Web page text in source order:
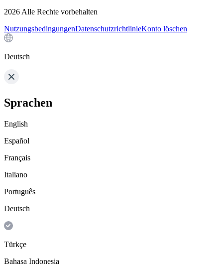
2026 Alle Rechte vorbehalten
NutzungsbedingungenDatenschutzrichtlinieKonto löschen
Deutsch
Sprachen
English
Español
Français
Italiano
Português
Deutsch
Türkçe
Bahasa Indonesia